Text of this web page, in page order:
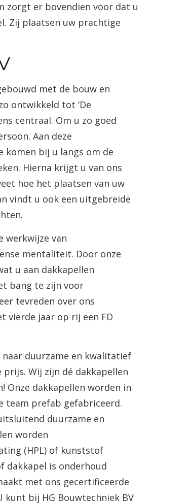
zorgt er bovendien voor dat u
Zij plaatsen uw prachtige
met de bouw en
ontwikkeld tot ‘De
centraal. Om u zo goed
Aan deze
komen bij u langs om de
Hierna krijgt u van ons
hoe het plaatsen van uw
vindt u ook een uitgebreide
werkwijze van
mentaliteit. Door onze
u aan dakkapellen
bang te zijn voor
tevreden over ons
vierde jaar op rij een FD
naar duurzame en kwalitatief
prijs. Wij zijn dé dakkapellen
Onze dakkapellen worden in
team prefab gefabriceerd.
duurzame en
worden
(HPL) of kunststof
dakkapel is onderhoud
met ons gecertificeerde
kunt bij HG Bouwtechniek BV